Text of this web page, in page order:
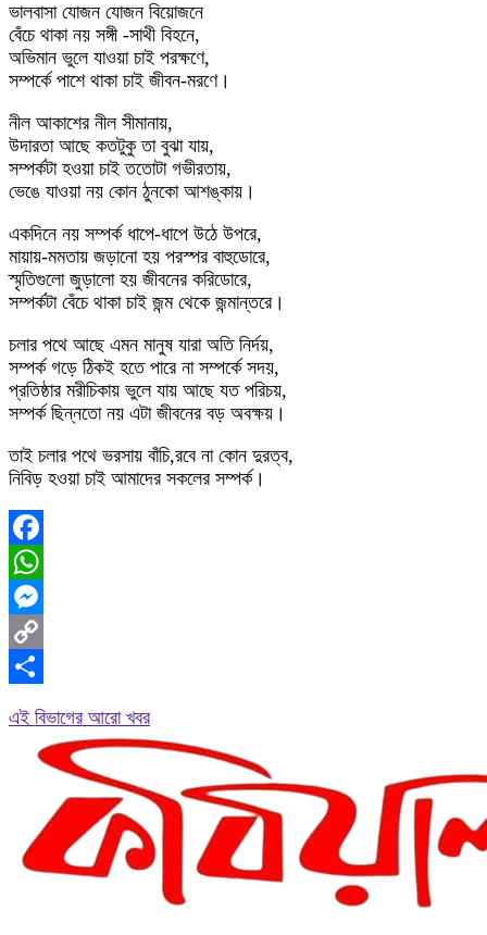
ভালবাসা যোজন যোজন বিয়োজনে
বেঁচে থাকা নয় সঙ্গী -সাথী বিহনে,
অভিমান ভুলে যাওয়া চাই পরক্ষণে,
সম্পর্কে পাশে থাকা চাই জীবন-মরণে।
নীল আকাশের নীল সীমানায়,
উদারতা আছে কতটুকু তা বুঝা যায়,
সম্পর্কটা হওয়া চাই ততোটা গভীরতায়,
ভেঙে যাওয়া নয় কোন ঠুনকো আশঙ্কায়।
একদিনে নয় সম্পর্ক ধাপে-ধাপে উঠে উপরে,
মায়ায়-মমতায় জড়ানো হয় পরস্পর বাহুডোরে,
স্মৃতিগুলো জুড়ালো হয় জীবনের করিডোরে,
সম্পর্কটা বেঁচে থাকা চাই জন্ম থেকে জন্মান্তরে।
চলার পথে আছে এমন মানুষ যারা অতি নির্দয়,
সম্পর্ক গড়ে ঠিকই হতে পারে না সম্পর্কে সদয়,
প্রতিষ্ঠার মরীচিকায় ভুলে যায় আছে যত পরিচয়,
সম্পর্ক ছিন্নতো নয় এটা জীবনের বড় অবক্ষয়।
তাই চলার পথে ভরসায় বাঁচি,রবে না কোন দুরত্ব,
নিবিড় হওয়া চাই আমাদের সকলের সম্পর্ক।
Facebook
WhatsApp
Messenger
Copy
এই বিভাগের আরো খবর